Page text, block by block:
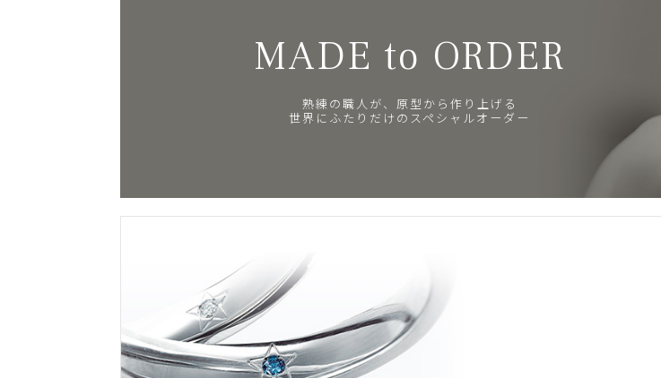
MADE to ORDER
熟練の職人が、原型から作り上げる
世界にふたりだけのスペシャルオーダー